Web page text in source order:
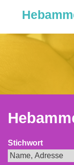
Stichwort